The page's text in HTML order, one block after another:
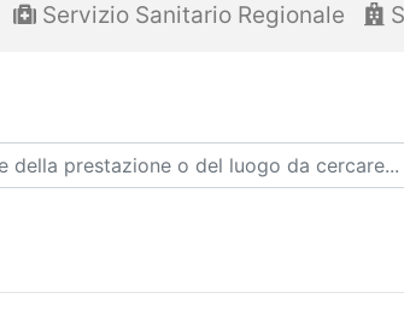
Servizio Sanitario Regionale